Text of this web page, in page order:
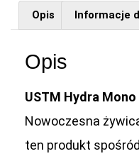
Opis Informacje
Opis
USTM Hydra Mono
Nowoczesna
ten produkt